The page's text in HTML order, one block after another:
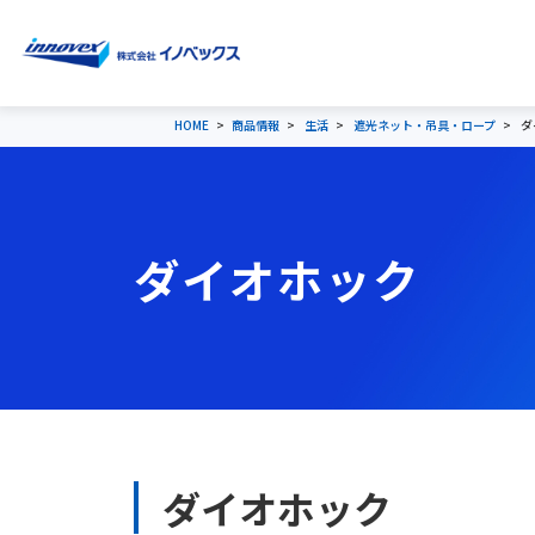
HOME 商品情報 生活 遮光ネット・吊具・ロープ
ダイオホック
ダイオホック